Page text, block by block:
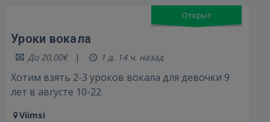
Открыт
Уроки вокала
До 20,00€ 1 д. 14 ч. назад
Хотим взять 2-3 уроков вокала для девочки 9
лет в августе 10-22.
Viimsi